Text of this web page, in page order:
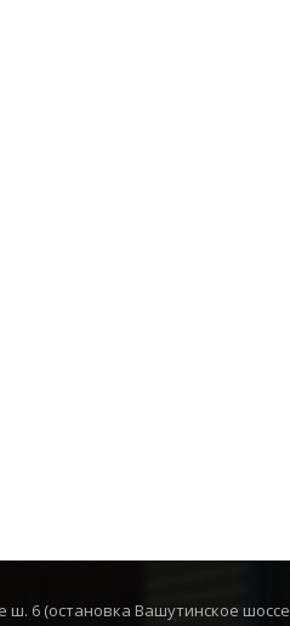
ш. 6 (остановка Вашутинское